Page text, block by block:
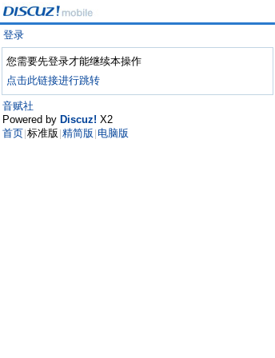
登录
您需要先登录才能继续本操作
点击此链接进行跳转
音赋社
Powered by Discuz! X2
首页 标准版 精简版 电脑版